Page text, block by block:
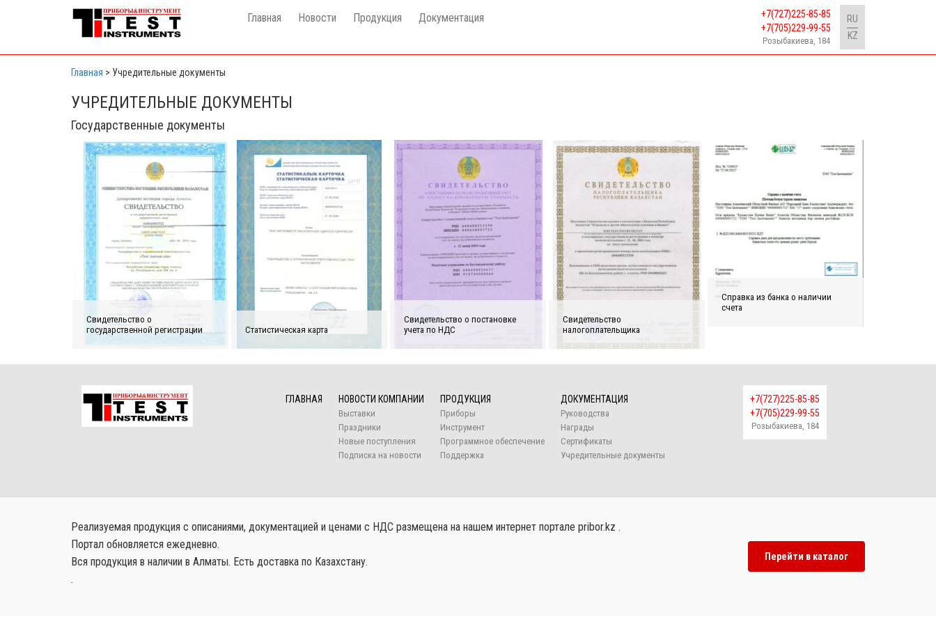
Главная Новости Продукция Документация
+7(727)225-85-85
+7(705)229-99-55
Розыбакиева, 184
RU
KZ
Главная > Учредительные документы
УЧРЕДИТЕЛЬНЫЕ ДОКУМЕНТЫ
Государственные документы
Свидетельство о
государственной регистрации
Статистическая карта
Свидетельство о постановке
учета по НДС
Свидетельство
налогоплательщика
Справка из банка о наличии
счета
ГЛАВНАЯ НОВОСТИ КОМПАНИИ
Выставки
Праздники
Новые поступления
Подписка на новости
ПРОДУКЦИЯ
Приборы
Инструмент
Программное обеспечение
Поддержка
ДОКУМЕНТАЦИЯ
Руководства
Награды
Сертификаты
Учредительные документы
+7(727)225-85-85
+7(705)229-99-55
Розыбакиева, 184
Реализуемая продукция с описаниями, документацией и ценами с НДС размещена на нашем интернет портале pribor.kz .
Портал обновляется ежедневно.
Вся продукция в наличии в Алматы. Есть доставка по Казахстану.
.
Перейти в каталог